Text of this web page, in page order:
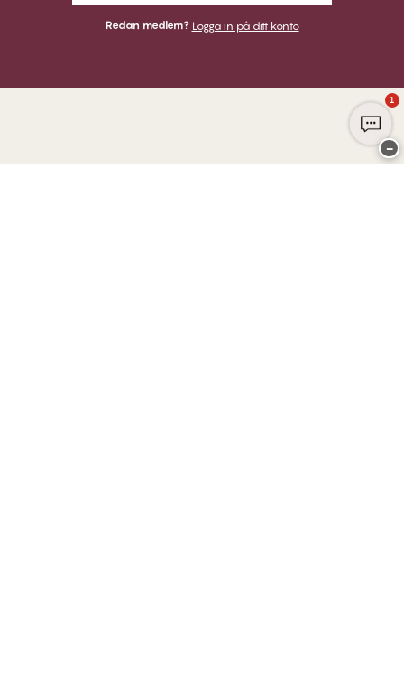
Redan medlem? Logga in på ditt konto
1
−